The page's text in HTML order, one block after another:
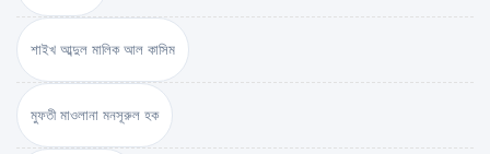
শাইখ আব্দুল মালিক আল কাসিম
মুফতী মাওলানা মনসূরুল হক